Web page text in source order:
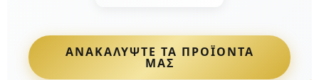
ΑΝΑΚΑΛΥΨΤΕ ΤΑ ΠΡΟΪΟΝΤΑ
ΜΑΣ